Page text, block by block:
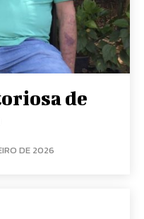
de
DE 2026